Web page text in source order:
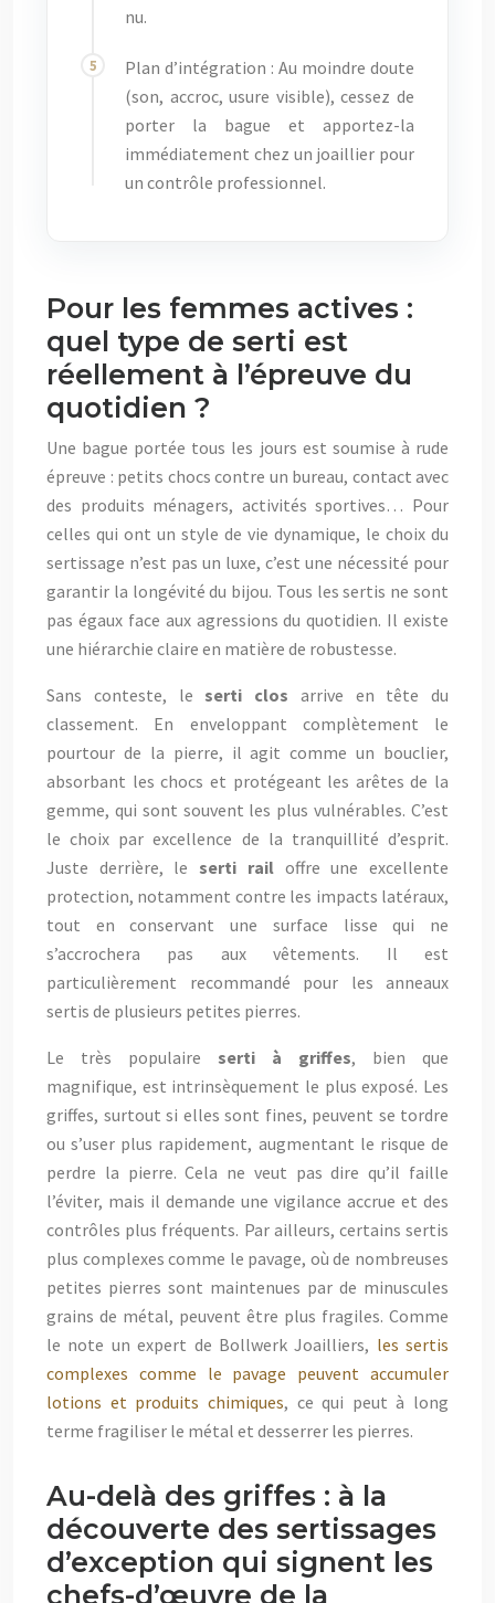
nu.
Plan d’intégration : Au moindre doute
(son, accroc, usure visible), cessez de
porter la bague et apportez-la
immédiatement chez un joaillier pour
un contrôle professionnel.
Pour les femmes actives :
quel type de serti est
réellement à l’épreuve du
quotidien ?
Une bague portée tous les jours est soumise à rude
épreuve : petits chocs contre un bureau, contact avec
des produits ménagers, activités sportives… Pour
celles qui ont un style de vie dynamique, le choix du
sertissage n’est pas un luxe, c’est une nécessité pour
garantir la longévité du bijou. Tous les sertis ne sont
pas égaux face aux agressions du quotidien. Il existe
une hiérarchie claire en matière de robustesse.
Sans conteste, le serti clos arrive en tête du
classement. En enveloppant complètement le
pourtour de la pierre, il agit comme un bouclier,
absorbant les chocs et protégeant les arêtes de la
gemme, qui sont souvent les plus vulnérables. C’est
le choix par excellence de la tranquillité d’esprit.
Juste derrière, le serti rail offre une excellente
protection, notamment contre les impacts latéraux,
tout en conservant une surface lisse qui ne
s’accrochera pas aux vêtements. Il est
particulièrement recommandé pour les anneaux
sertis de plusieurs petites pierres.
Le très populaire serti à griffes, bien que
magnifique, est intrinsèquement le plus exposé. Les
griffes, surtout si elles sont fines, peuvent se tordre
ou s’user plus rapidement, augmentant le risque de
perdre la pierre. Cela ne veut pas dire qu’il faille
l’éviter, mais il demande une vigilance accrue et des
contrôles plus fréquents. Par ailleurs, certains sertis
plus complexes comme le pavage, où de nombreuses
petites pierres sont maintenues par de minuscules
grains de métal, peuvent être plus fragiles. Comme
le note un expert de Bollwerk Joailliers, les sertis
complexes comme le pavage peuvent accumuler
lotions et produits chimiques, ce qui peut à long
terme fragiliser le métal et desserrer les pierres.
Au-delà des griffes : à la
découverte des sertissages
d’exception qui signent les
chefs-d’œuvre de la